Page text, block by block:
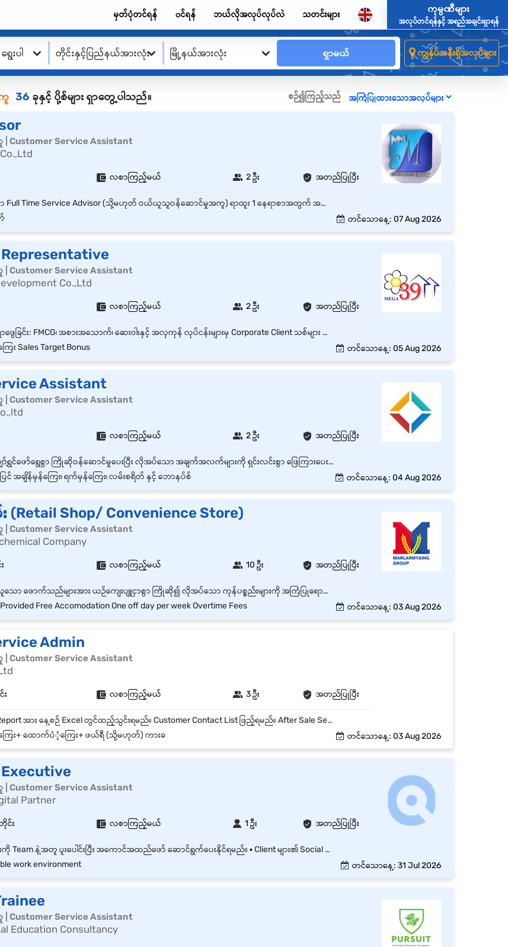
မှတ်ပုံတင်ရန် ၀င်ရန် ဘယ်လိုအလုပ်လုပ်လဲ သတင်းများ
ကုမ္ပဏီများ
အလုပ်တင်ရန်နှင့် အရည်အချင်းရှာရန်
းပါ တိုင်းနှင့်ပြည်နယ်အားလုံး မြို့နယ်အားလုံး ရှာမယ် ကျွန်ုပ်အနီးရှိအလုပ်များ
36 ခုနှင့် ပို့စ်များ ရှာတွေ့ပါသည်။ စဉ်၍ကြည့်သည်
Service Assistant
လစာကြည့်မယ် 2 ဦး အတည်ပြုပြီး
လှိုင်၊ Yangonတွင်ရှိသော Full Time Service Advisor (သို့မဟုတ် ဝယ်ယူသူဝန်ဆောင်မှုအကူ) ရာထူး 1 နေရာစာအတွက် အထူးအခွင့်အရေး၊ လုပ်သက် - Experienced Non-Manager နှင့် Monthly လစာကောင်းကောင်းပေးမည်။
တင်သောနေ့: 07 Aug 2026
Service Assistant
Co.,Ltd
လစာကြည့်မယ် 2 ဦး အတည်ပြုပြီး
B2B ဖောက်သည်သစ် ရှာဖွေခြင်း: FMCG၊ အစားအသောက်၊ ဆေးဝါးနှင့် အလှကုန် လုပ်ငန်းများမှ Corporate Client သစ်များ ရှာဖွေရန်။ Target ပြည့်မီအောင် ရောင်းချခြင်း: သတ်မှတ်ထားသော လစဉ်/နှစ်စဉ် Sales Target များကို ပြည့်မီအောင် ဆောင်ရွက်ရန်။ ဖောက်သည် ဆက်ဆံရေး ထိန်းသိမ်းခြင်း: Existing Clients များနှင့် ရေရှည်ဆက်ဆံရေး တည်ဆောက်ပြီး Repeat Orders များနှင့် ဈေးနှုန်း ညှိနှိုင်းမှုများ ဆောင်ရွက်ရန်။ Internal Coordination: Client လိုအပ်သည့် Label Specifications များကို Design နှင့် Production Team ထံ အမှားအယွင်းမရှိ ပေါင်းစပ်ညှိနှိုင်း ပေးပို့ရန်။ အစီရင်ခံစာ တင်ပြခြင်း: Sales Pipeline၊ လစဉ်ရောင်းအား အစီရင်ခံစာများနှင့် Payments Follow-up များကို စနစ်တကျ တင်ပြရန်။
ေး Sales Target Bonus တင်သောနေ့: 05 Aug 2026
Assistant
Service Assistant
လစာကြည့်မယ် 2 ဦး အတည်ပြုပြီး
Customer များအား ပျော်ရွှင်ဖော်ရွေစွာ ကြိုဆိုဝန်ဆောင်မှုပေးပြီး လိုအပ်သော အချက်အလက်များကို ရှင်းလင်းစွာ ဖြေကြားပေးရပါမည်။ Customer များ၏ မေးမြန်းမှုများနှင့် တောင်းဆိုချက်များကို ဖြေရှင်းရပါမည်။ ကောင်းမွန်သော Customer Service အတွေ့အကြုံကို ပေးစွမ်းနိုင်ရပါမည်။
င် အချိန်မှန်ကြေး၊ ရက်မှန်ကြေး၊ လမ်းစရိတ် နှင့် ဘောနပ်စ် တင်သောနေ့: 04 Aug 2026
(Retail Shop/ Convenience Store)
Service Assistant
Company
လစာကြည့်မယ် 10 ဦး အတည်ပြုပြီး
ဆိုင်သို့လာရောက်ဝယ်ယူသော ဖောက်သည်များအား ယဉ်ကျေးပျူငှာစွာ ကြိုဆို၍ လိုအပ်သော ကုန်ပစ္စည်းများကို အကြံပြုရောင်းချရန်။ သစ်သီး၊ ဟင်းသီးဟင်းရွက်နှင့် Fresh Food ကုန်ပစ္စည်းများကို သန့်ရှင်းသပ်ရပ်စွာ စီစဉ်ပြသပြီး အရည်အသွေးကောင်းမွန်စေရန် ထိန်းသိမ်းရန်။ ကုန်ပစ္စည်းဈေးနှုန်းတံဆိပ်များ၊ ပရိုမိုးရှင်းများနှင့် သက်တမ်းကုန်ဆုံးရက်များကို နေ့စဉ်စစ်ဆေး၍ မှန်ကန်စွာ ပြသထားရန်။ ကုန်လက်ကျန်အခြေအနေကို စစ်ဆေးပြီး လိုအပ်သော ကုန်ပစ္စည်းများကို တာဝန်ရှိသူထံ အချိန်မီတင်ပြရန်။ ဆိုင်အတွင်း သန့်ရှင်းရေးနှင့် Food Safety / Hygiene စံနှုန်းများကို လိုက်နာထိန်းသိမ်းရန်။ လိုအပ်ပါက ငွေကိုင်ဝန်ထမ်းနှင့် ပူးပေါင်း၍ ငွေပေးချေမှုလုပ်ငန်းစဉ်များနှင့် နေ့စဉ်ဆိုင်လုပ်ငန်းများကို ကူညီဆောင်ရွက်ရန်။ ကုမ္ပဏီ၏ Customer Service Standards၊ အရောင်းရည်မှန်းချက်များနှင့် လုပ်ငန်းစည်းမျဉ်းများကို လိုက်နာပြီး အဖွဲ့လိုက်ပူးပေါင်းဆောင်ရွက်ရန်။
Free Accomodation One off day per week Overtime Fees တင်သောနေ့: 03 Aug 2026
Admin
Service Assistant
လစာကြည့်မယ် 3 ဦး အတည်ပြုပြီး
Maintenance Daily Report အား နေ့စဉ် Excel တွင်ထည့်သွင်းရမည်။ Customer Contact List ဖြည့်ရမည်။ After Sale Service Training File Data သွင်းရမည်။ Customer Service Inquiry လက်ခံဖြေကြားပေးခြင်းနှင့်စားရင်းသွင်းခြင်း။ Open Invoice,DO,Service Charges Invoice ဖွင့်ခြင်း Warranty PO ဖွင့်ရမည်။ Weekly Report to Director
ြေး+ ထောက်ပံံ့ကြေး+ ဖယ်ရီ (သို့မဟုတ်) ကားခ တင်သောနေ့: 03 Aug 2026
Service Assistant
Partner
င်း လစာကြည့်မယ် 1 ဦး အတည်ပြုပြီး
▪️ Client လိုအပ်ချက်များကို Team နဲ့အတူ ပူးပေါင်းပြီး အကောင်အထည်ဖော် ဆောင်ရွက်ပေးနိုင်ရမည်။ ▪️ Client များ၏ Social Media Page ကိုကောင်းမွန်စွာ Manage လုပ်နိုင်ရမည်။ ▪️ Creative ကောင်းကောင်းနှင့် Content အတွက် idea သစ်များပေးနိုင်သူ ဖြစ်ရမည်။ ▪️ အလုပ်ချိန် - Monday to Firday (9:00 AM to 5:00 PM) ▪️ Saturday - (9:00 AM to 1:00 PM) ▪️ Saturday Half & Sunday ပိတ်ပါသည်။
work environment တင်သောနေ့: 31 Jul 2026
Service Assistant
Education Consultancy